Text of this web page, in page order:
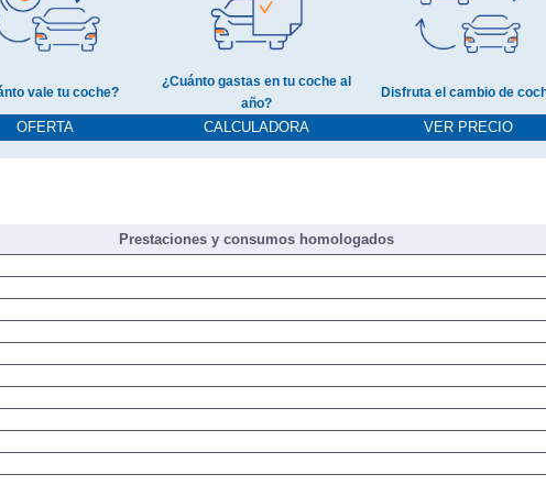
OFERTA
¿Cuánto gastas en tu coche al
año?
CALCULADORA VER PRECIO
Prestaciones y consumos homologados